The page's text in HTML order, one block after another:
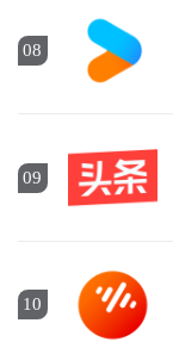
08
09
10